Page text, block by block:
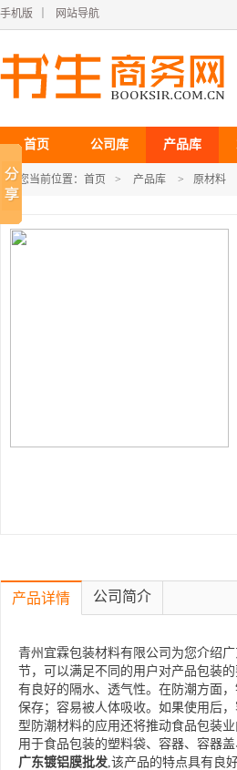
手机版 网站导航
首页 公司库 产品库
您当前位置： 首页 > 产品库 > 原材料
产品详情 公司简介
青州宜霖包装材料有限公司为您介绍
节，可以满足不同的用户对产品包装
有良好的隔水、透气性。在防潮方面
保存；容易被人体吸收。如果使用后
型防潮材料的应用还将推动食品包装
用于食品包装的塑料袋、容器、容器
广东镀铝膜批发,该产品的特点具有良